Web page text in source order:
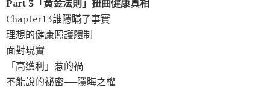
Part 3「黃金法則」扭曲健康真相
Chapter13誰隱瞞了事實
理想的健康照護體制
面對現實
「高獲利」惹的禍
不能說的祕密──隱晦之權